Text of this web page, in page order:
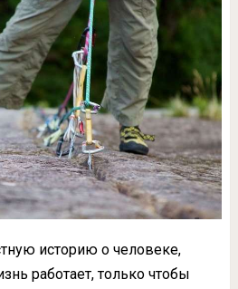
историю о человеке,
работает, только чтобы